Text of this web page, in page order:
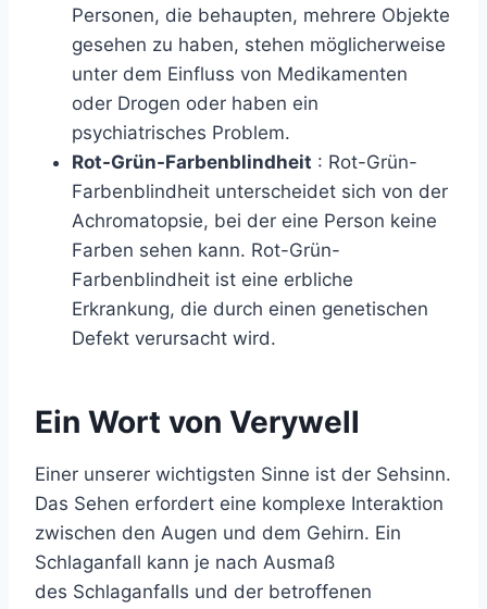
Personen, die behaupten, mehrere Objekte
gesehen zu haben, stehen möglicherweise
unter dem Einfluss von Medikamenten
oder Drogen oder haben ein
psychiatrisches Problem.
Rot-Grün-Farbenblindheit : Rot-Grün-
Farbenblindheit unterscheidet sich von der
Achromatopsie, bei der eine Person keine
Farben sehen kann. Rot-Grün-
Farbenblindheit ist eine erbliche
Erkrankung, die durch einen genetischen
Defekt verursacht wird.
Ein Wort von Verywell
Einer unserer wichtigsten Sinne ist der Sehsinn.
Das Sehen erfordert eine komplexe Interaktion
zwischen den Augen und dem Gehirn. Ein
Schlaganfall kann je nach Ausmaß
des Schlaganfalls und der betroffenen